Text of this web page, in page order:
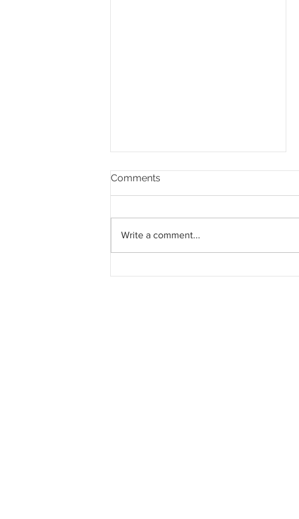
Comments
Write a comment...